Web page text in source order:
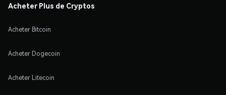
Acheter Plus de Cryptos
Acheter Bitcoin
Acheter Dogecoin
Acheter Litecoin